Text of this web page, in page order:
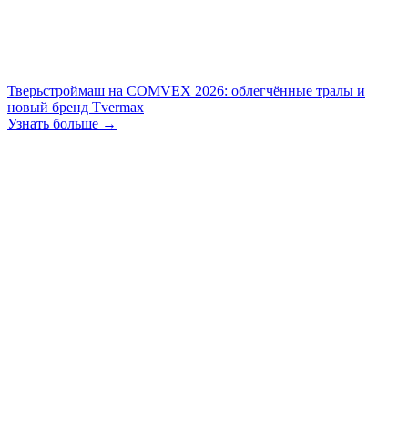
Тверьстроймаш на COMVEX 2026: облегчённые тралы и
новый бренд Tvermax
Узнать больше →